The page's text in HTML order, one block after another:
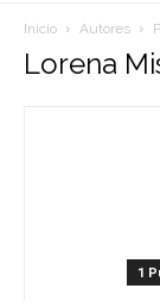
Inicio Autores
Lorena
1